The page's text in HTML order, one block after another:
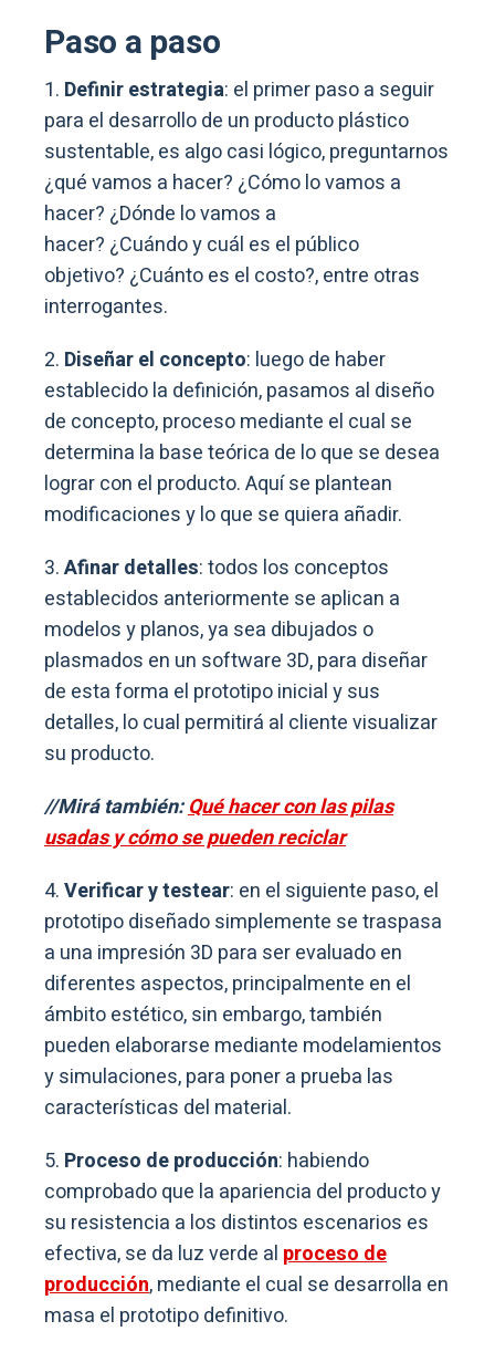
Paso a paso
1. Definir estrategia: el primer paso a seguir
para el desarrollo de un producto plástico
sustentable, es algo casi lógico, preguntarnos
¿qué vamos a hacer? ¿Cómo lo vamos a
hacer? ¿Dónde lo vamos a
hacer? ¿Cuándo y cuál es el público
objetivo? ¿Cuánto es el costo?, entre otras
interrogantes.
2. Diseñar el concepto: luego de haber
establecido la definición, pasamos al diseño
de concepto, proceso mediante el cual se
determina la base teórica de lo que se desea
lograr con el producto. Aquí se plantean
modificaciones y lo que se quiera añadir.
3.Afinar detalles: todos los conceptos
establecidos anteriormente se aplican a
modelos y planos, ya sea dibujados o
plasmados en un software 3D, para diseñar
de esta forma el prototipo inicial y sus
detalles, lo cual permitirá al cliente visualizar
su producto.
//Mirá también:Qué hacer con las pilas
usadas y cómo se pueden reciclar
4.Verificar y testear: en el siguiente paso, el
prototipo diseñado simplemente se traspasa
a una impresión 3D para ser evaluado en
diferentes aspectos, principalmente en el
ámbito estético, sin embargo, también
pueden elaborarse mediante modelamientos
y simulaciones, para poner a prueba las
características del material.
5. Proceso de producción: habiendo
comprobado que la apariencia del producto y
su resistencia a los distintos escenarios es
efectiva, se da luz verde al proceso de
producción, mediante el cual se desarrolla en
masa el prototipo definitivo.